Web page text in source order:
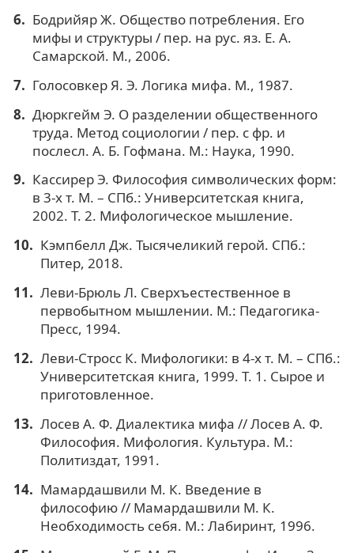
Бодрийяр Ж. Общество потребления. Его
мифы и структуры / пер. на рус. яз. Е. А.
Самарской. М., 2006.
Голосовкер Я. Э. Логика мифа. М., 1987.
Дюркгейм Э. О разделении общественного
труда. Метод социологии / пер. с фр. и
послесл. А. Б. Гофмана. М.: Наука, 1990.
Кассирер Э. Философия символических форм:
в 3-х т. М. – СПб.: Университетская книга,
2002. Т. 2. Мифологическое мышление.
Кэмпбелл Дж. Тысячеликий герой. СПб.:
Питер, 2018.
Леви-Брюль Л. Сверхъестественное в
первобытном мышлении. М.: Педагогика-
Пресс, 1994.
Леви-Стросс К. Мифологики: в 4-х т. М. – СПб.:
Университетская книга, 1999. Т. 1. Сырое и
приготовленное.
Лосев А. Ф. Диалектика мифа // Лосев А. Ф.
Философия. Мифология. Культура. М.:
Политиздат, 1991.
Мамардашвили М. К. Введение в
философию // Мамардашвили М. К.
Необходимость себя. М.: Лабиринт, 1996.